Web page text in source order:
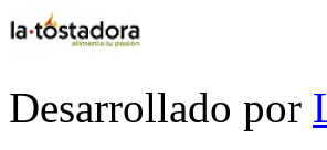
Desarrollado por